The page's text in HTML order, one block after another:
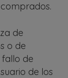
de
o de
de
de los